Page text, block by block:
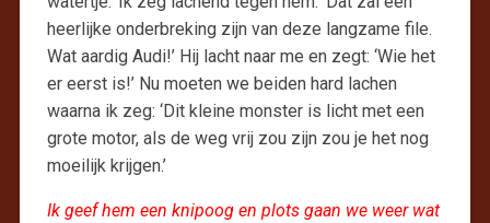
heerlijke onderbreking zijn van deze langzame file.
Wat aardig Audi!’ Hij lacht naar me en zegt: ‘Wie het
er eerst is!’ Nu moeten we beiden hard lachen
waarna ik zeg: ‘Dit kleine monster is licht met een
grote motor, als de weg vrij zou zijn zou je het nog
moeilijk krijgen.’
Ik geef hem een knipoog en plots gaan we weer wat